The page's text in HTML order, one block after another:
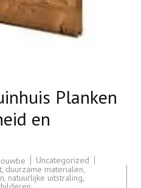
Planken
en
Uncategorized
, duurzame materialen,
, natuurlijke uitstraling,